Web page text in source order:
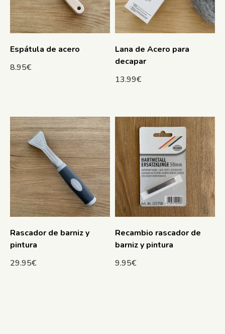
Espátula de acero
8.95€
Lana de Acero para
decapar
13.99€
Rascador de barniz y
pintura
29.95€
Recambio rascador de
barniz y pintura
9.95€